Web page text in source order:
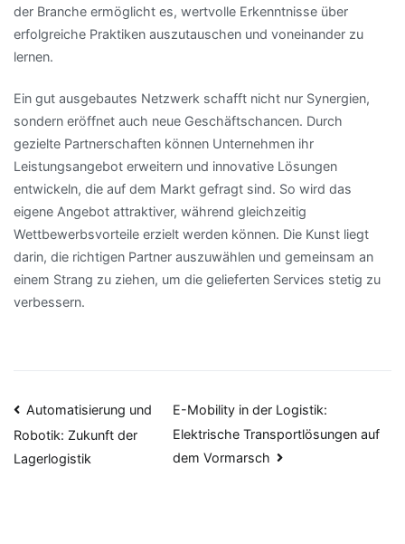
der Branche ermöglicht es, wertvolle Erkenntnisse über
erfolgreiche Praktiken auszutauschen und voneinander zu
lernen.
Ein gut ausgebautes Netzwerk schafft nicht nur Synergien,
sondern eröffnet auch neue Geschäftschancen. Durch
gezielte Partnerschaften können Unternehmen ihr
Leistungsangebot erweitern und innovative Lösungen
entwickeln, die auf dem Markt gefragt sind. So wird das
eigene Angebot attraktiver, während gleichzeitig
Wettbewerbsvorteile erzielt werden können. Die Kunst liegt
darin, die richtigen Partner auszuwählen und gemeinsam an
einem Strang zu ziehen, um die gelieferten Services stetig zu
verbessern.
Beitragsnavigation
Automatisierung und
Robotik: Zukunft der
Lagerlogistik
E-Mobility in der Logistik:
Elektrische Transportlösungen auf
dem Vormarsch